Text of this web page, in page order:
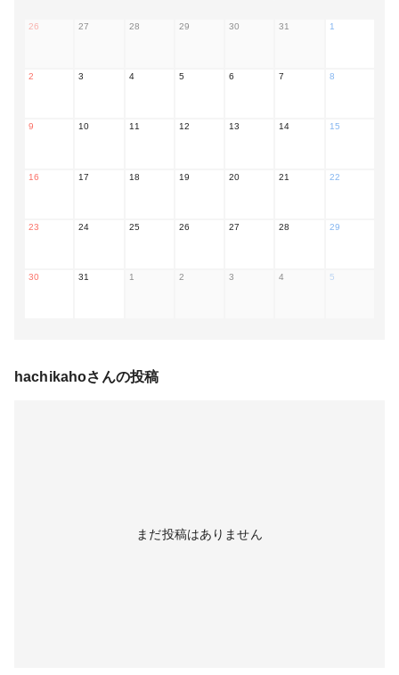
26 27 28 29 30 31 1
2 3 4 5 6 7 8
9 10 11 12 13 14 15
16 17 18 19 20 21 22
23 24 25 26 27 28 29
30 31 1 2 3 4 5
hachikahoさんの投稿
まだ投稿はありません